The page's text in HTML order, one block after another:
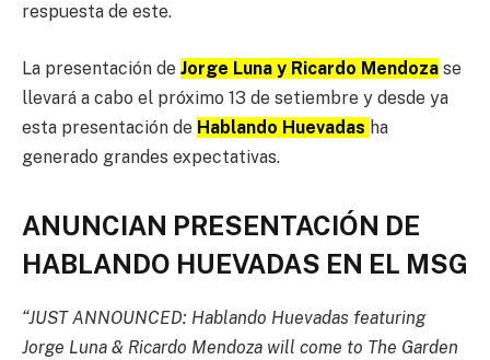
respuesta de este.
La presentación de Jorge Luna y Ricardo Mendoza se
llevará a cabo el próximo 13 de setiembre y desde ya
esta presentación de Hablando Huevadas ha
generado grandes expectativas.
ANUNCIAN PRESENTACIÓN DE
HABLANDO HUEVADAS EN EL MSG
“JUST ANNOUNCED: Hablando Huevadas featuring
Jorge Luna & Ricardo Mendoza will come to The Garden